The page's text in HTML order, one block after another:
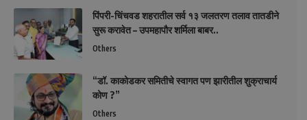
पिंपरी-चिंचवड शहरातील सर्व १३ जलतरण तलाव तातडीने
सुरू करावेत – उपमहापौर शर्मिला बाबर..
Others
“डॉ. काकोडकर समितीचे स्वागत पण झारीतील शुक्राचार्य
कोण ?”
Others